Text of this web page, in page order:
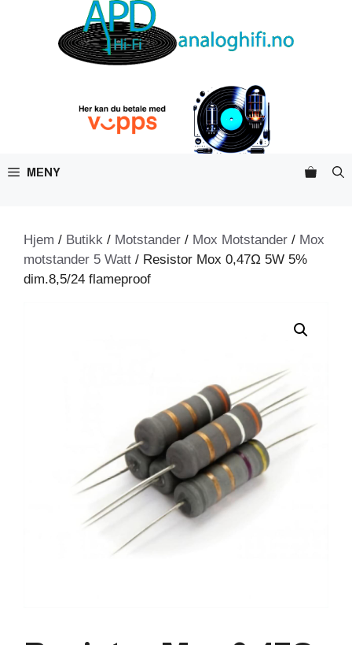
MENY
Hjem / Butikk / Motstander / Mox Motstander / Mox
motstander 5 Watt / Resistor Mox 0,47Ω 5W 5%
dim.8,5/24 flameproof